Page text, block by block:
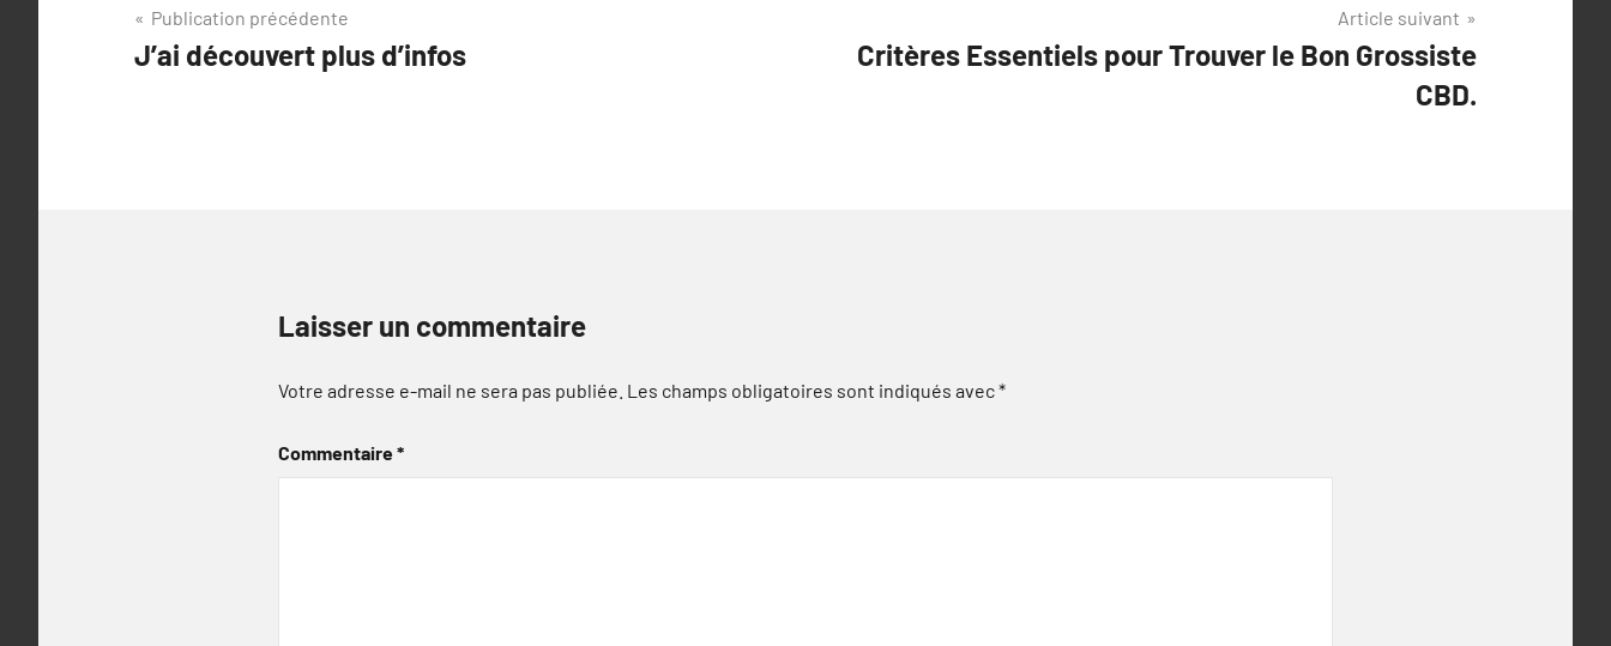
Navigation
de
Publication précédente
J’ai découvert plus d’infos
Article suivant
Critères Essentiels pour Trouver le Bon Grossiste
CBD.
Laisser un commentaire
Votre adresse e-mail ne sera pas publiée. Les champs obligatoires sont indiqués avec*
Commentaire*